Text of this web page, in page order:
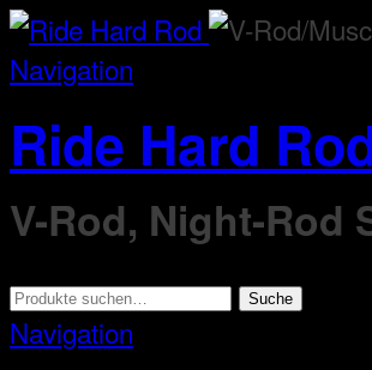
Navigation
Ride Hard
V-Rod, Night-Rod
Suche
nach:
Suche
Navigation